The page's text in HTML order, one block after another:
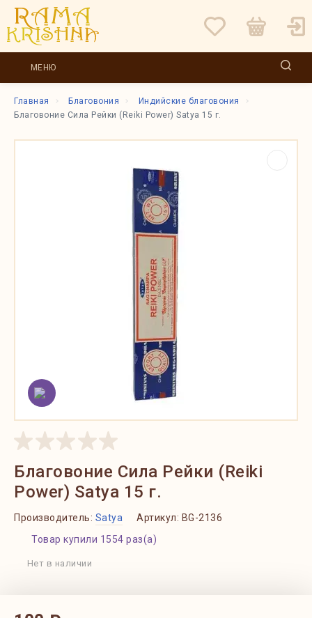
МЕНЮ
Главная Благовония
Индийские благовония
Благовоние Сила Рейки (Reiki Power) Satya 15 г.
Благовоние Сила Рейки (Reiki
Power) Satya 15 г.
Производитель: Satya Артикул: BG-2136
Товар купили 1554 раз(а)
Нет в наличии